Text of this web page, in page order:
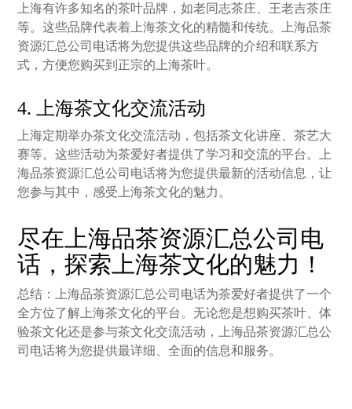
上海有许多知名的茶叶品牌，如老同志茶庄、王老吉茶庄
等。这些品牌代表着上海茶文化的精髓和传统。上海品茶
资源汇总公司电话将为您提供这些品牌的介绍和联系方
式，方便您购买到正宗的上海茶叶。
4. 上海茶文化交流活动
上海定期举办茶文化交流活动，包括茶文化讲座、茶艺大
赛等。这些活动为茶爱好者提供了学习和交流的平台。上
海品茶资源汇总公司电话将为您提供最新的活动信息，让
您参与其中，感受上海茶文化的魅力。
尽在上海品茶资源汇总公司电
话，探索上海茶文化的魅力！
总结：上海品茶资源汇总公司电话为茶爱好者提供了一个
全方位了解上海茶文化的平台。无论您是想购买茶叶、体
验茶文化还是参与茶文化交流活动，上海品茶资源汇总公
司电话将为您提供最详细、全面的信息和服务。